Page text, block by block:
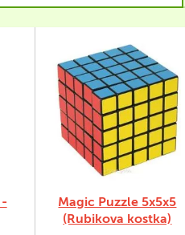
Magic Puzzle 5x5x5
(Rubikova kostka)